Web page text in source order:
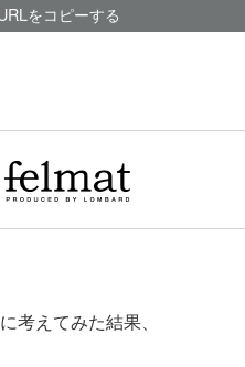
をコピーする
考えてみた結果、